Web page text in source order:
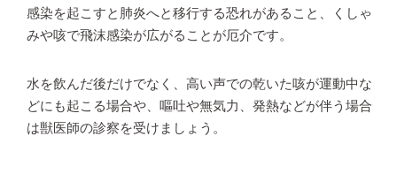
感染を起こすと肺炎へと移行する恐れがあること、くしゃ
みや咳で飛沫感染が広がることが厄介です。
水を飲んだ後だけでなく、高い声での乾いた咳が運動中な
どにも起こる場合や、嘔吐や無気力、発熱などが伴う場合
は獣医師の診察を受けましょう。